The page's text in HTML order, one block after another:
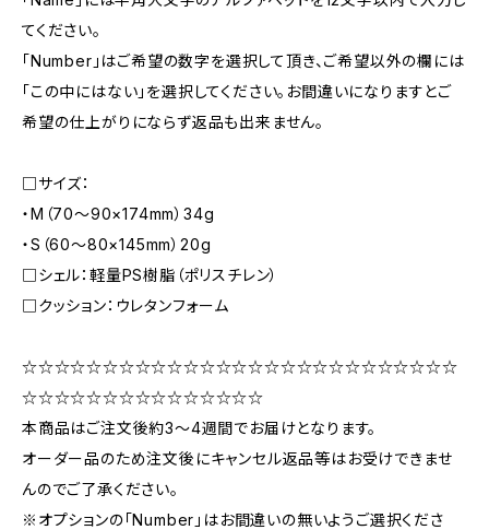
てください。
「Number」はご希望の数字を選択して頂き、ご希望以外の欄には
「この中にはない」を選択してください。お間違いになりますとご
希望の仕上がりにならず返品も出来ません。
□サイズ：
・M（70〜90×174mm）34g
・S（60〜80×145mm）20g
□シェル：軽量PS樹脂（ポリスチレン）
□クッション：ウレタンフォーム
☆☆☆☆☆☆☆☆☆☆☆☆☆☆☆☆☆☆☆☆☆☆☆☆☆☆☆
☆☆☆☆☆☆☆☆☆☆☆☆☆☆☆
本商品はご注文後約3〜4週間でお届けとなります。
オーダー品のため注文後にキャンセル返品等はお受けできませ
んのでご了承ください。
※オプションの「Number」はお間違いの無いようご選択くださ